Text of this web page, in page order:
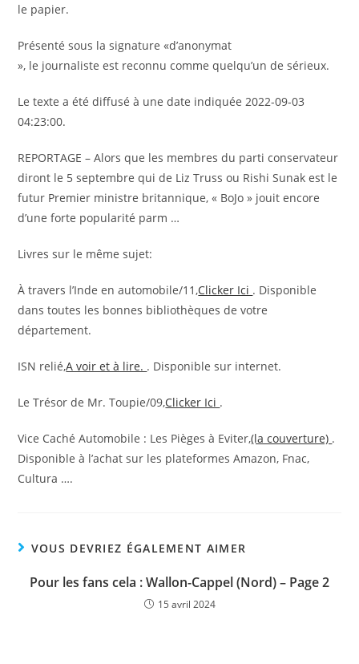
le papier.
Présenté sous la signature «d’anonymat
», le journaliste est reconnu comme quelqu’un de sérieux.
Le texte a été diffusé à une date indiquée 2022-09-03
04:23:00.
REPORTAGE – Alors que les membres du parti conservateur
diront le 5 septembre qui de Liz Truss ou Rishi Sunak est le
futur Premier ministre britannique, « BoJo » jouit encore
d’une forte popularité parm …
Livres sur le même sujet:
À travers l’Inde en automobile/11,Clicker Ici . Disponible
dans toutes les bonnes bibliothèques de votre
département.
ISN relié,A voir et à lire. . Disponible sur internet.
Le Trésor de Mr. Toupie/09,Clicker Ici .
Vice Caché Automobile : Les Pièges à Eviter,(la couverture) .
Disponible à l’achat sur les plateformes Amazon, Fnac,
Cultura ….
VOUS DEVRIEZ ÉGALEMENT AIMER
Pour les fans cela : Wallon-Cappel (Nord) – Page 2
15 avril 2024